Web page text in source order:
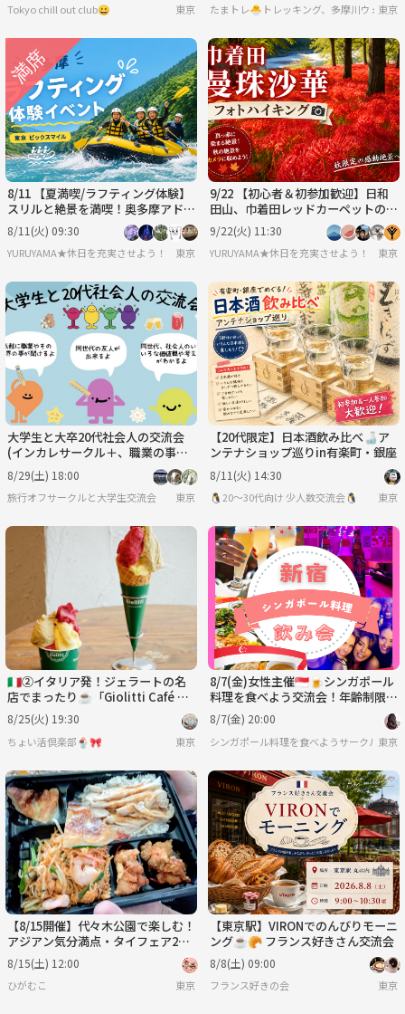
Tokyo chill out club😀 東京 たまトレ🐣トレッキング、多摩川ウォーキ
東京
8/11 【夏満喫/ラフティング体験】
スリルと絶景を満喫！奥多摩アドベ
ンチャーラフティング✨🏞️
8/11(火) 09:30
YURUYAMA★休日を充実させよう！（グループ登山サークル）
東京
9/22 【初心者＆初参加歓迎】日和
田山、巾着田レッドカーペットのフ
ォトハイキング
9/22(火) 11:30
YURUYAMA★休日を充実させよう！（グル
東京
大学生と大卒20代社会人の交流会
(インカレサークル＋、職業の事を
聞いたり同世代の友人を作って下さ
い、友人紹介500円引)
8/29(土) 18:00
旅行オフサークルと大学生交流会 東京
【20代限定】日本酒飲み比べ🍶ア
ンテナショップ巡りin有楽町・銀座
8/11(火) 14:30
🐧20〜30代向け 少人数交流会🐧 東京
🇮🇹②イタリア発！ジェラートの名
店でまったり☕「Giolitti Café 有
楽町」でおしゃべりカフェ会🍨
8/25(火) 19:30
ちょい活倶楽部🍨🎀 東京
8/7(金)女性主催🇸🇬🍺シンガポール
料理を食べよう交流会！年齢制限な
し、相互参加歓迎
8/7(金) 20:00
シンガポール料理を食べようサークル🇸🇬
東京
【8/15開催】代々木公園で楽しむ！
アジアン気分満点・タイフェア202
6🇹🇭
8/15(土) 12:00
ひがむこ 東京
【東京駅】VIRONでのんびりモーニ
ング☕🥐 フランス好きさん交流会
8/8(土) 09:00
フランス好きの会 東京